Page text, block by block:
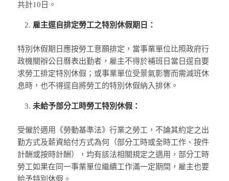
共計10日。
雇主逕自排定勞工之特別休假期日：
特別休假期日應按勞工意願排定，當事業單位比照政府行
政機關辦公日曆表出勤者，雇主不得於補班日當日逕自要
求勞工排定特別休假；或事業單位受景氣影響而需減班休
息時，也不得逕自將勞工的特別休假納入排休。
未給予部分工時勞工特別休假：
受僱於適用《勞動基準法》行業之勞工，不論其約定之出
勤方式及薪資給付方式為何（部分工時或全時工作、按件
計酬或按時計酬），均有該法相關規定之適用，部分工時
勞工如果在同一事業單位繼續工作滿一定期間，雇主也要
給予特別休假。